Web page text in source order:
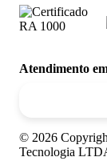
Atendimento
© 2026
Tecnologia